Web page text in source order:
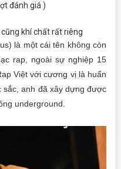
đánh giá )
khí chất rất riêng
là một cái tên không còn
rap, ngoài sự nghiệp 15
Việt với cương vị là huấn
sắc, anh đã xây dựng được
underground.